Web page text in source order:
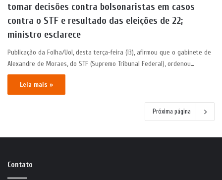
tomar decisões contra bolsonaristas em casos
contra o STF e resultado das eleições de 22;
ministro esclarece
Publicação da Folha/Uol, desta terça-feira (13), afirmou que o gabinete de
Alexandre de Moraes, do STF (Supremo Tribunal Federal), ordenou…
Leia mais »
Próxima página
Contato